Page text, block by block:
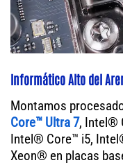
Informático Alto del
Montamos
Core™ Ultra 7, Intel®
Intel® Core™ i5,
Xeon® en placas